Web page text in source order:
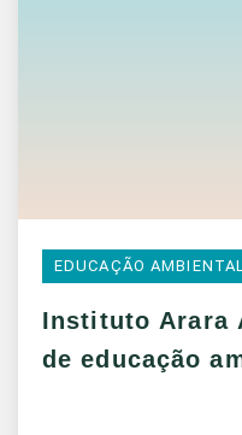
EDUCAÇÃO
Instituto Arara
de educação